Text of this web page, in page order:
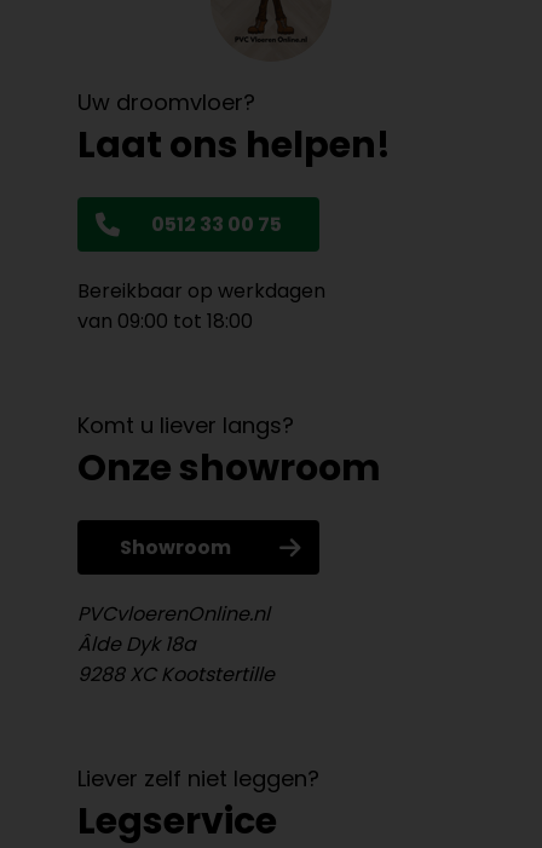
Uw droomvloer?
Laat ons helpen!
0512 33 00 75
Bereikbaar op werkdagen
van 09:00 tot 18:00
Komt u liever langs?
Onze showroom
Showroom
PVCvloerenOnline.nl
Âlde Dyk 18a
9288 XC Kootstertille
Liever zelf niet leggen?
Legservice